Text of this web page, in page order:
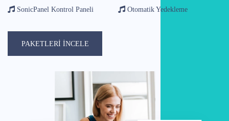
SonicPanel Kontrol Paneli Otomatik Yedekleme
PAKETLERİ İNCELE